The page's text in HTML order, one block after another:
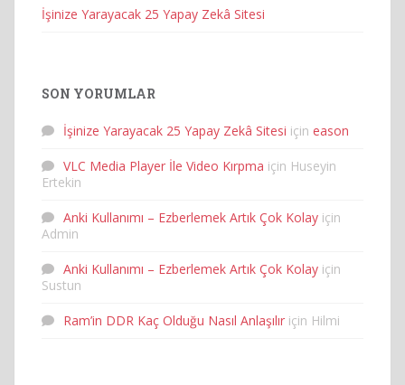
İşinize Yarayacak 25 Yapay Zekâ Sitesi
SON YORUMLAR
İşinize Yarayacak 25 Yapay Zekâ Sitesi için eason
VLC Media Player İle Video Kırpma için Huseyin
Ertekin
Anki Kullanımı – Ezberlemek Artık Çok Kolay için
Admin
Anki Kullanımı – Ezberlemek Artık Çok Kolay için
Sustun
Ram’in DDR Kaç Olduğu Nasıl Anlaşılır için Hilmi